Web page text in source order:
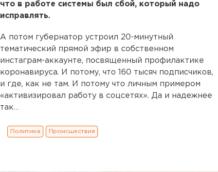
что в работе системы был сбой, который надо
исправлять.
А потом губернатор устроил 20-минутный
тематический прямой эфир в собственном
инстаграм-аккаунте, посвященный профилактике
коронавируса. И потому, что 160 тысяч подписчиков,
и где, как не там. И потому что личным примером
«активизировал работу в соцсетях». Да и надежнее
так…
Политика Происшествия